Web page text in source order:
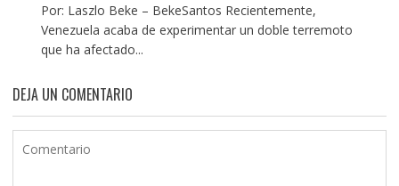
Por: Laszlo Beke – BekeSantos Recientemente,
Venezuela acaba de experimentar un doble terremoto
que ha afectado...
DEJA UN COMENTARIO